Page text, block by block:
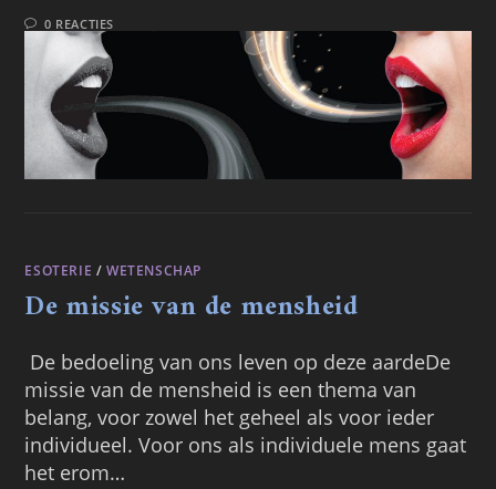
0 REACTIES
ESOTERIE /WETENSCHAP
De missie van de mensheid
De bedoeling van ons leven op deze aardeDe
missie van de mensheid is een thema van
belang, voor zowel het geheel als voor ieder
individueel. Voor ons als individuele mens gaat
het erom…